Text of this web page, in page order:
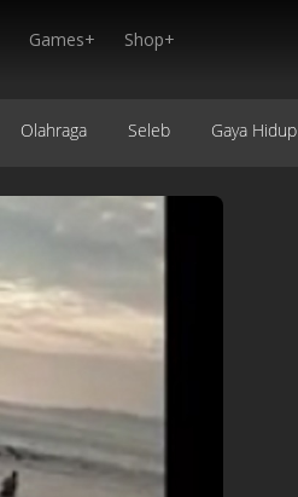
Games+ Shop+
Olahraga Seleb Gaya Hidup